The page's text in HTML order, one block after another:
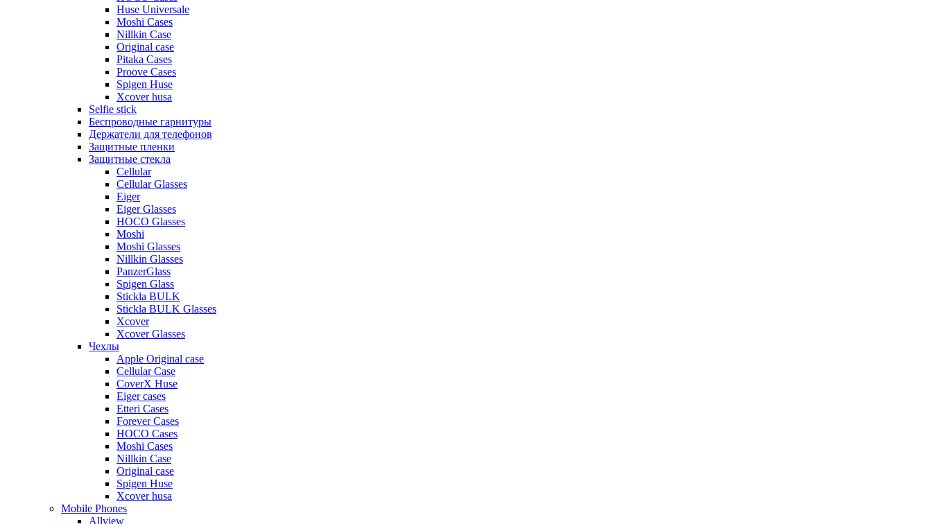
Huse Universale
Moshi Cases
Nillkin Case
Original case
Pitaka Cases
Proove Cases
Spigen Huse
Xcover husa
Selfie stick
Беспроводные гарнитуры
Держатели для телефонов
Защитные пленки
Защитные стекла
Cellular
Cellular Glasses
Eiger
Eiger Glasses
HOCO Glasses
Moshi
Moshi Glasses
Nillkin Glasses
PanzerGlass
Spigen Glass
Stickla BULK
Stickla BULK Glasses
Xcover
Xcover Glasses
Чехлы
Apple Original case
Cellular Case
CoverX Huse
Eiger cases
Etteri Cases
Forever Cases
HOCO Cases
Moshi Cases
Nillkin Case
Original case
Spigen Huse
Xcover husa
Mobile Phones
Allview